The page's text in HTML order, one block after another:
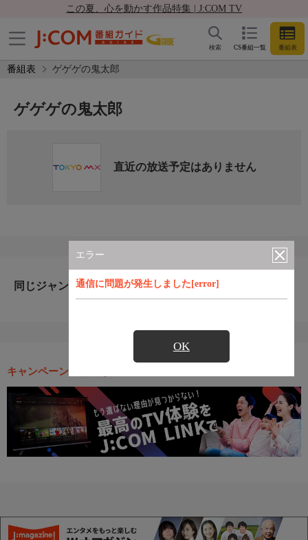
この夏、心を動かす作品特集 | J:COM TV
CS番組一覧 番組表
検索
番組表 ゲゲゲの鬼太郎
エラー
通信に問題が発生しました[error]
OK
ゲゲゲの鬼太郎
直近の放送予定はありません
同じジャンルのおすすめ番組
キャンペーン・お得な情報